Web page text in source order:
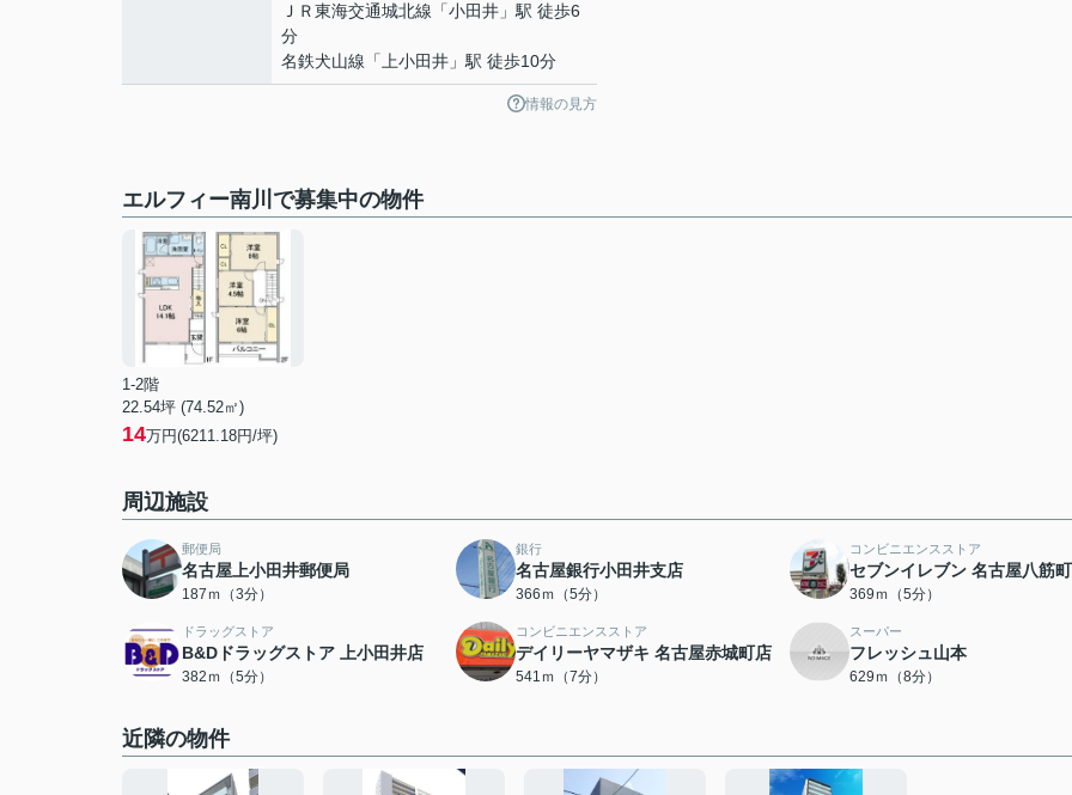
ＪＲ東海交通城北線 「小田井 」駅 徒歩6
分
名鉄犬山線 「 上小田井 」駅 徒歩10分
情報の見方
エルフィー南川で募集中の物件
1-2階
22.54坪 (74.52㎡)
14万円(6211.18円/坪)
周辺施設
郵便局
名古屋上小田井郵便局
187ｍ（3分）
銀行
名古屋銀行小田井支店
366ｍ（5分）
コンビニエンスストア
セブンイレブン 名古屋八筋
369ｍ（5分）
ドラッグストア
B&Dドラッグストア 上小田井店
382ｍ（5分）
コンビニエンスストア
デイリーヤマザキ 名古屋赤城町店
541ｍ（7分）
スーパー
フレッシュ山本
629ｍ（8分）
近隣の物件